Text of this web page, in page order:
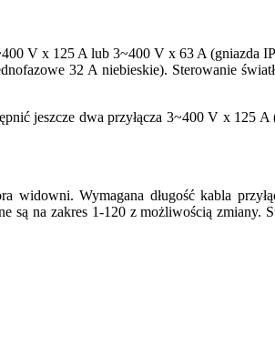
V x 125 A lub 3~400 V x 63 A
32 A niebieskie). Sterowanie
jeszcze dwa przyłącza 3~400 V x 125
widowni. Wymagana długość kabla
są na zakres 1-120 z możliwością